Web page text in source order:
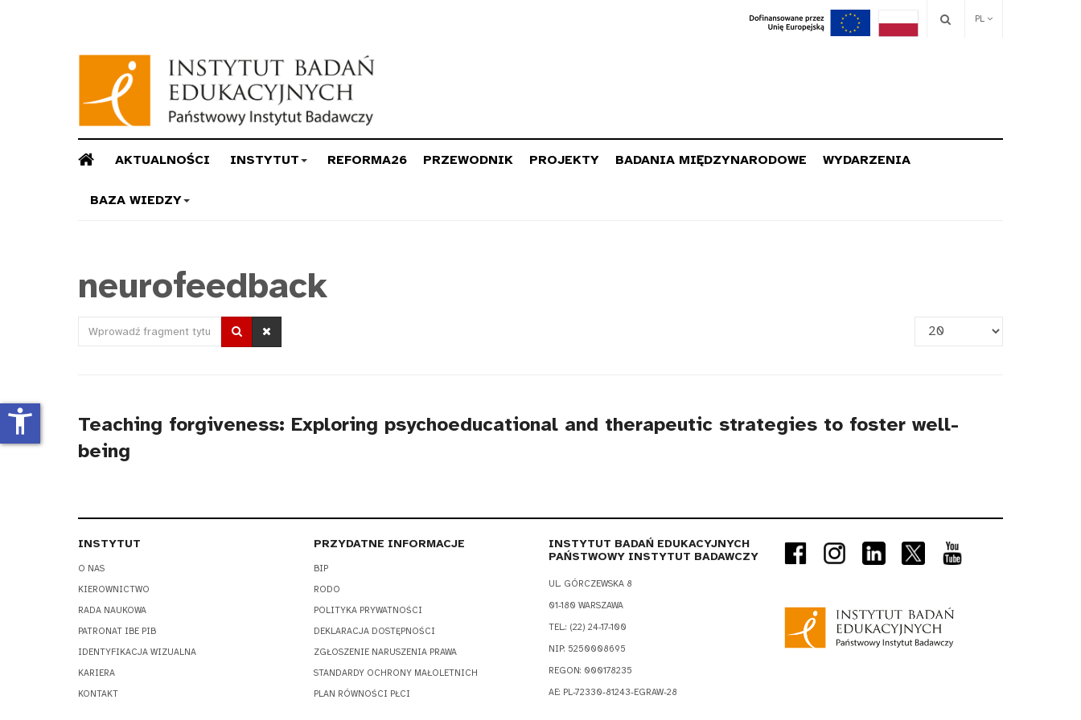
PL
AKTUALNOŚCI INSTYTUT REFORMA26 PRZEWODNIK PROJEKTY BADANIA MIĘDZYNARODOWE WYDARZENIA
BAZA WIEDZY
neurofeedback
Wprowadź
Pokaż
Teaching forgiveness: Exploring psychoeducational and therapeutic strategies to foster well-
being
INSTYTUT
O NAS
KIEROWNICTWO
RADA NAUKOWA
PATRONAT IBE PIB
IDENTYFIKACJA WIZUALNA
KARIERA
KONTAKT
PRZYDATNE INFORMACJE
BIP
RODO
POLITYKA PRYWATNOŚCI
DEKLARACJA DOSTĘPNOŚCI
ZGŁOSZENIE NARUSZENIA PRAWA
STANDARDY OCHRONY MAŁOLETNICH
PLAN RÓWNOŚCI PŁCI
INSTYTUT BADAŃ EDUKACYJNYCH
PAŃSTWOWY INSTYTUT BADAWCZY
UL. GÓRCZEWSKA 8
01-180 WARSZAWA
TEL.: (22) 24-17-100
NIP: 5250008695
REGON: 000178235
AE: PL-72330-81243-EGRAW-28
accessibility_new